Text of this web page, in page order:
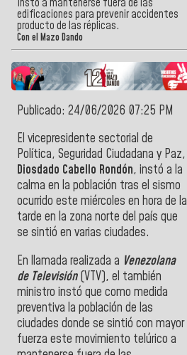
edificaciones para prevenir accidentes
producto de las réplicas.
Con el Mazo Dando
Publicado: 24/06/2026 07:25 PM
El vicepresidente sectorial de
Política, Seguridad Ciudadana y Paz,
Diosdado Cabello Rondón, instó a la
calma en la población tras el sismo
ocurrido este miércoles en hora de la
tarde en la zona norte del país que
se sintió en varias ciudades.
En llamada realizada a Venezolana
de Televisión(VTV), el también
ministro instó que como medida
preventiva la población de las
ciudades donde se sintió con mayor
fuerza este movimiento telúrico a